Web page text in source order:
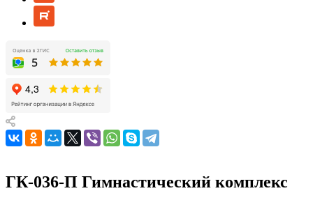
ГК-036-П Гимнастический комплекс